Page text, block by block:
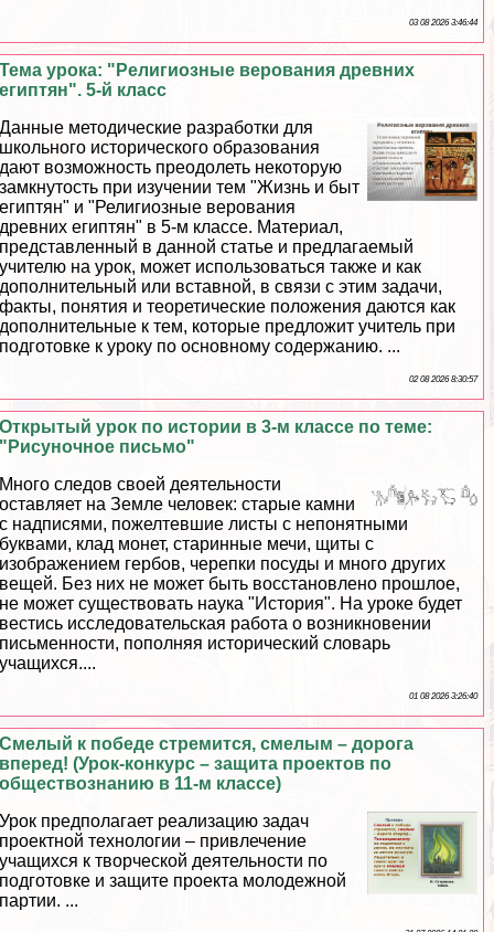
03 08 2026 3:46:44
Тема урока: "Религиозные верования древних
египтян". 5-й класс
Данные методические разработки для
школьного исторического образования
дают возможность преодолеть некоторую
замкнутость при изучении тем "Жизнь и быт
египтян" и "Религиозные верования
древних египтян" в 5-м классе. Материал,
представленный в данной статье и предлагаемый
учителю на урок, может использоваться также и как
дополнительный или вставной, в связи с этим задачи,
факты, понятия и теоретические положения даются как
дополнительные к тем, которые предложит учитель при
подготовке к уроку по основному содержанию. ...
02 08 2026 8:30:57
Открытый урок по истории в 3-м классе по теме:
"Рисуночное письмо"
Много следов своей деятельности
оставляет на Земле человек: старые камни
с надписями, пожелтевшие листы с непонятными
буквами, клад монет, старинные мечи, щиты с
изображением гербов, черепки посуды и много других
вещей. Без них не может быть восстановлено прошлое,
не может существовать наука "История". На уроке будет
вестись исследовательская работа о возникновении
письменности, пополняя исторический словарь
учащихся....
01 08 2026 3:26:40
Смелый к победе стремится, смелым – дорога
вперед! (Урок-конкурс – защита проектов по
обществознанию в 11-м классе)
Урок предполагает реализацию задач
проектной технологии – привлечение
учащихся к творческой деятельности по
подготовке и защите проекта молодежной
партии. ...